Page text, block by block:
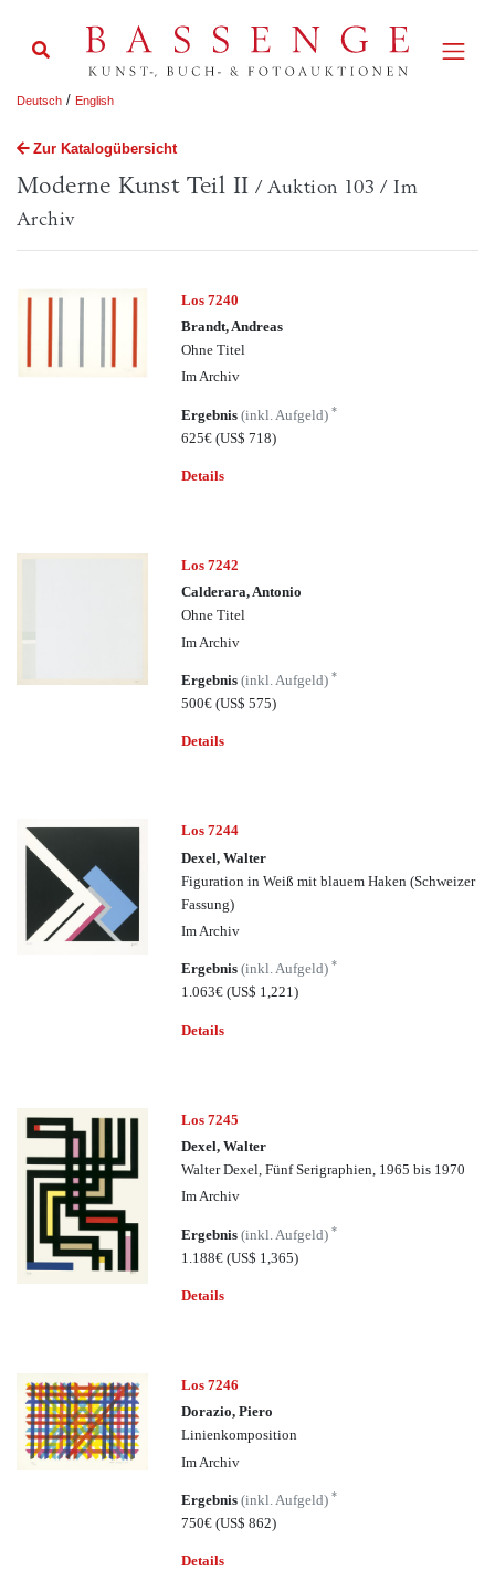
Deutsch / English
Zur Katalogübersicht
Moderne Kunst Teil II / Auktion 103 / Im
Archiv
Los 7240
Brandt, Andreas
Ohne Titel
Im Archiv
Ergebnis(inkl. Aufgeld)*
625€(US$ 718)
Details
Los 7242
Calderara, Antonio
Ohne Titel
Im Archiv
Ergebnis(inkl. Aufgeld)*
500€(US$ 575)
Details
Los 7244
Dexel, Walter
Figuration in Weiß mit blauem Haken (Schweizer
Fassung)
Im Archiv
Ergebnis(inkl. Aufgeld)*
1.063€(US$ 1,221)
Details
Los 7245
Dexel, Walter
Walter Dexel, Fünf Serigraphien, 1965 bis 1970
Im Archiv
Ergebnis(inkl. Aufgeld)*
1.188€(US$ 1,365)
Details
Los 7246
Dorazio, Piero
Linienkomposition
Im Archiv
Ergebnis(inkl. Aufgeld)*
750€(US$ 862)
Details